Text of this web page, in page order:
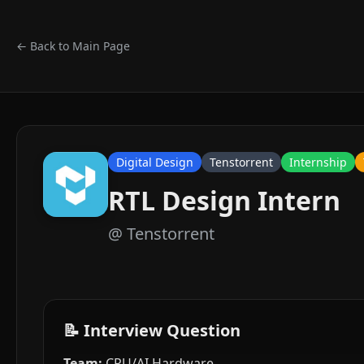
← Back to Main Page
Digital Design Tenstorrent Internship
RTL Design Intern
@ Tenstorrent
📝 Interview Question